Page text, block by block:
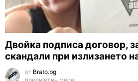
Двойка подписа договор,
скандали при излизането
от Brato.bg